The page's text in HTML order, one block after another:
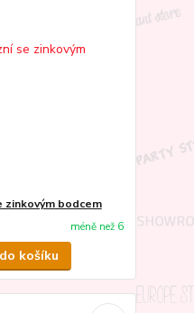
zinkovým bodcem
méně než 6
košíku